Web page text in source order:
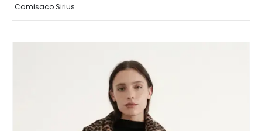
Camisaco Sirius